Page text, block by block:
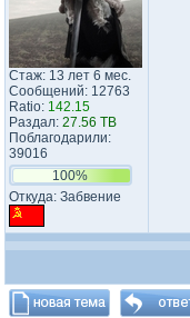
Стаж: 13 лет 6 мес.
Сообщений: 12763
Ratio: 142.15
Раздал: 27.56 TB
Поблагодарили:
39016
100%
Откуда: Забвение